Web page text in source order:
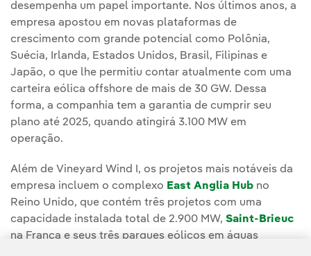
desempenha um papel importante. Nos últimos anos, a
empresa apostou em novas plataformas de
crescimento com grande potencial como Polônia,
Suécia, Irlanda, Estados Unidos, Brasil, Filipinas e
Japão, o que lhe permitiu contar atualmente com uma
carteira eólica offshore de mais de 30 GW. Dessa
forma, a companhia tem a garantia de cumprir seu
plano até 2025, quando atingirá 3.100 MW em
operação.
Além de Vineyard Wind I, os projetos mais notáveis da
empresa incluem o complexo East Anglia Hub no
Reino Unido, que contém três projetos com uma
capacidade instalada total de 2.900 MW, Saint-Brieuc
na França e seus três parques eólicos em águas